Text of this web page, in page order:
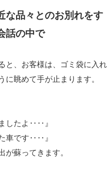
な品々とのお別れをす
話の中で
と、お客様は、ゴミ袋に入れ
に眺めて手が止まります。
したよ‥‥』
車です‥‥』
が蘇ってきます。